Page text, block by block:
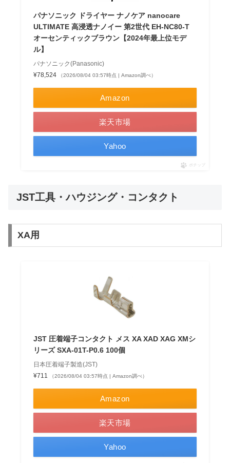
パナソニック ドライヤー ナノケア nanocare
ULTIMATE 高浸透ナノイー 第2世代 EH-NC80-T
オーセンティックブラウン【2024年最上位モデ
ル】
パナソニック(Panasonic)
¥78,524
（2026/08/04 03:57時点 | Amazon調べ）
Amazon
楽天市場
Yahoo
ポチップ
JST工具・ハウジング・コンタクト
XA用
JST 圧着端子コンタクト メス XA XAD XAG XMシ
リーズ SXA-01T-P0.6 100個
日本圧着端子製造(JST)
¥711
（2026/08/04 03:57時点 | Amazon調べ）
Amazon
楽天市場
Yahoo